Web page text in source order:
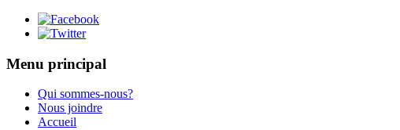
Menu principal
Qui sommes-nous?
Nous joindre
Accueil